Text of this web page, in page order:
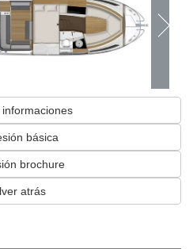
básica
brochure
atrás